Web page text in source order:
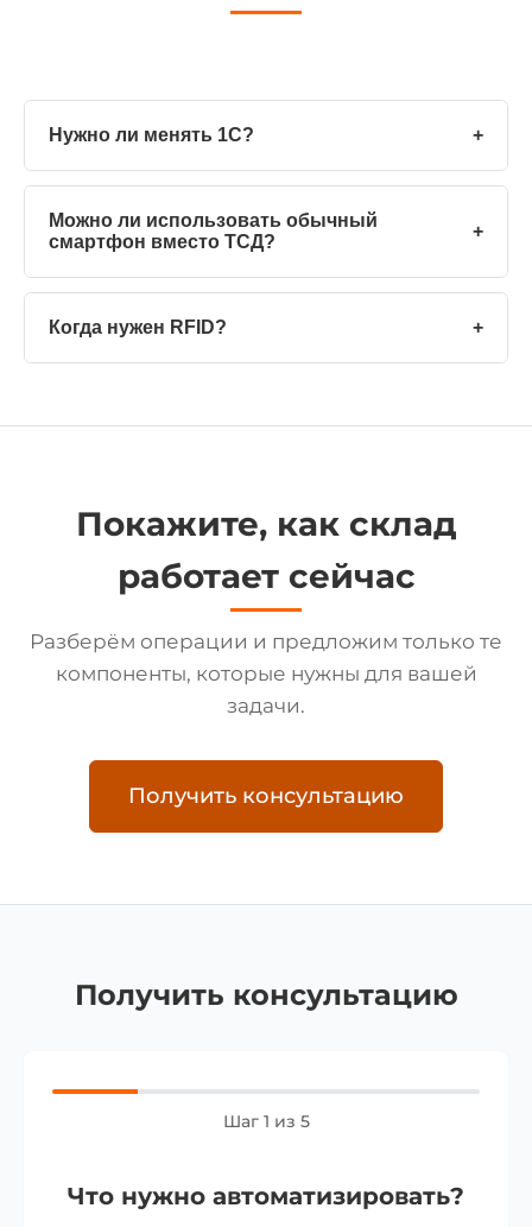
Нужно ли менять 1С? +
Можно ли использовать обычный
смартфон вместо ТСД?
+
Когда нужен RFID? +
Покажите, как склад
работает сейчас
Разберём операции и предложим только те
компоненты, которые нужны для вашей
задачи.
Получить консультацию
Получить консультацию
Шаг 1 из 5
Что нужно автоматизировать?